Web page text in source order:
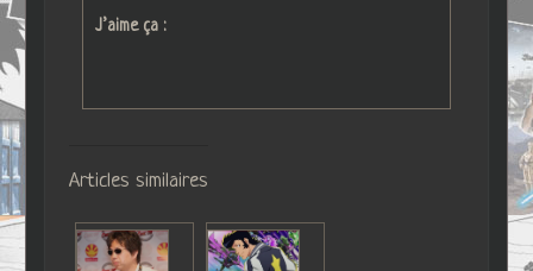
J’aime ça :
Articles similaires